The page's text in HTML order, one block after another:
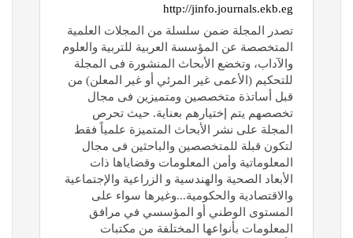
http://jinfo.journals.ekb.eg
تصدر المجلة ضمن سلسلة من المجلات العلمية
المتخصصة عن المؤسسة العربية للتربية والعلوم
والآداب، وتخضع الأبحاث المنشورة فى المجلة
للتحکيم (الأعمى غير المرئي أو غير المعلن) من
قبل أساتذة متخصصين ومتميزين فى مجال
تخصصهم يتم إختيارهم بعناية. حيث تحرص
المجلة على نشر الأبحاث المتميزة علمياً فقط
لتکون قبلة للمتخصصين والباحثين فى مجال
المعلوماتية وأمن المعلومات وقضاياها ذات
الأبعاد الصحية والهندسية و الزراعية والإجتماعية
والاقتصادية والحکومية...وغيرها سواء على
المستوى الوطني أو المؤسسي في مرافق
المعلومات بأنواعها المختلفة من مکتبات